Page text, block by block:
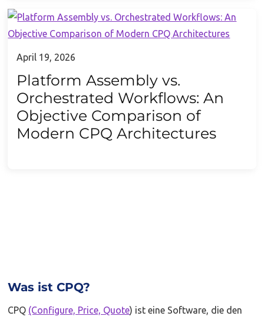
April 19, 2026
Platform Assembly vs.
Orchestrated Workflows: An
Objective Comparison of
Modern CPQ Architectures
Was ist CPQ?
CPQ (Configure, Price, Quote) ist eine Software, die den